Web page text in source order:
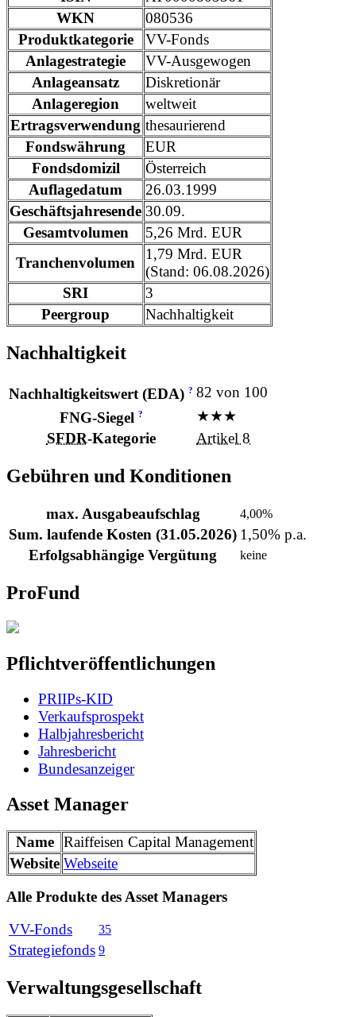
WKN
080536
Produktkategorie
VV-Fonds
Anlagestrategie
VV-Ausgewogen
Anlageansatz
Diskretionär
Anlageregion
weltweit
Ertragsverwendung thesaurierend
Fondswährung
EUR
Fondsdomizil
Österreich
Auflagedatum
26.03.1999
Geschäftsjahresende 30.09.
Gesamtvolumen
5,26 Mrd. EUR
Tranchenvolumen
1,79 Mrd. EUR
(Stand: 06.08.2026)
SRI
3
Peergroup
Nachhaltigkeit
Nachhaltigkeit
Nachhaltigkeitswert (EDA) ? 82 von 100
FNG-Siegel ?
★★★
SFDR-Kategorie Artikel 8
Gebühren und Konditionen
max. Ausgabeaufschlag 4,00%
Sum. laufende Kosten (31.05.2026) 1,50% p.a.
Erfolgsabhängige Vergütung
keine
ProFund
Pflichtveröffentlichungen
PRIIPs-KID
Verkaufsprospekt
Halbjahresbericht
Jahresbericht
Bundesanzeiger
Asset Manager
Name Raiffeisen Capital Management
Website Webseite
Alle Produkte des Asset Managers
VV-Fonds
35
Strategiefonds 9
Verwaltungsgesellschaft